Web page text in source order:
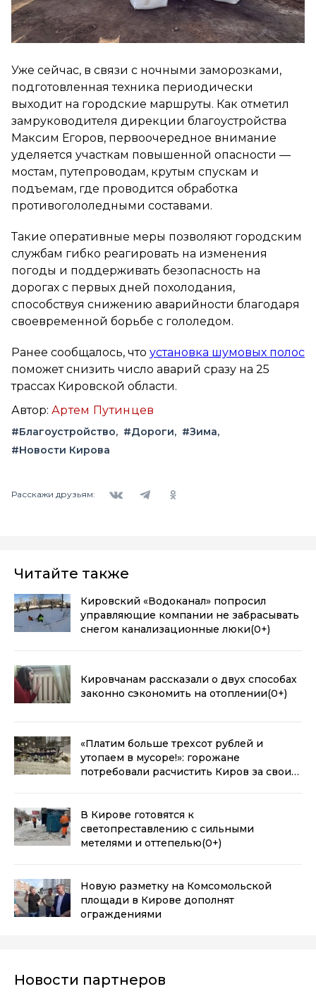
Уже сейчас, в связи с ночными заморозками,
подготовленная техника периодически
выходит на городские маршруты. Как отметил
замруководителя дирекции благоустройства
Максим Егоров, первоочередное внимание
уделяется участкам повышенной опасности —
мостам, путепроводам, крутым спускам и
подъемам, где проводится обработка
противогололедными составами.
Такие оперативные меры позволяют городским
службам гибко реагировать на изменения
погоды и поддерживать безопасность на
дорогах с первых дней похолодания,
способствуя снижению аварийности благодаря
своевременной борьбе с гололедом.
Ранее сообщалось, что установка шумовых полос
поможет снизить число аварий сразу на 25
трассах Кировской области.
Автор: Артем Путинцев
#Благоустройство #Дороги
#Зима
#Новости Кирова
Расскажи друзьям:
Читайте также
Кировский «Водоканал» попросил
управляющие компании не забрасывать
снегом канализационные люки(0+)
Кировчанам рассказали о двух способах
законно сэкономить на отоплении(0+)
«Платим больше трехсот рублей и
утопаем в мусоре!»: горожане
потребовали расчистить Киров за свои
В Кирове готовятся к
светопреставлению с сильными
метелями и оттепелью(0+)
Новую разметку на Комсомольской
площади в Кирове дополнят
ограждениями
Новости партнеров